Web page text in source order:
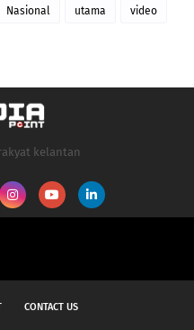
Nasional utama video
kelantan
CONTACT US